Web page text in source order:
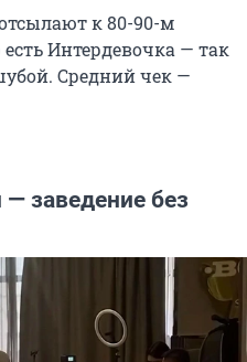
к 80-90-м
Интердевочка — так
Средний чек —
заведение без